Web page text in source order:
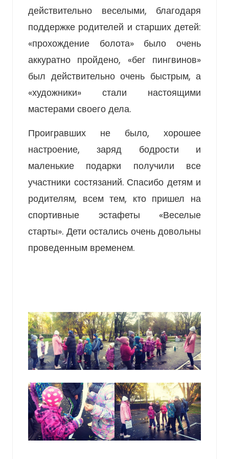
действительно веселыми, благодаря
поддержке родителей и старших детей:
«прохождение болота» было очень
аккуратно пройдено, «бег пингвинов»
был действительно очень быстрым, а
«художники» стали настоящими
мастерами своего дела.
Проигравших не было, хорошее
настроение, заряд бодрости и
маленькие подарки получили все
участники состязаний. Спасибо детям и
родителям, всем тем, кто пришел на
спортивные эстафеты «Веселые
старты». Дети остались очень довольны
проведенным временем.